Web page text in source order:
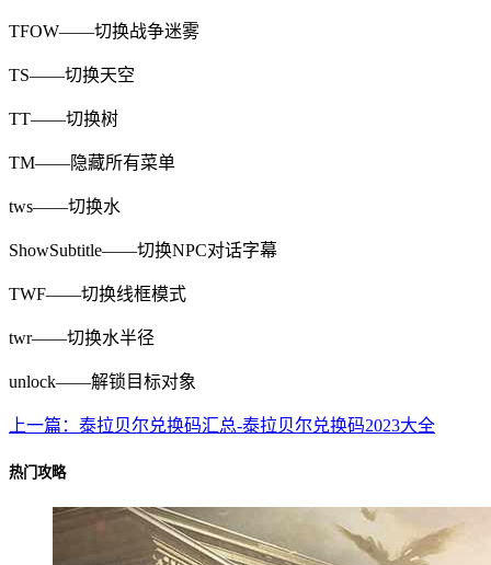
TFOW——切换战争迷雾
TS——切换天空
TT——切换树
TM——隐藏所有菜单
tws——切换水
ShowSubtitle——切换NPC对话字幕
TWF——切换线框模式
twr——切换水半径
unlock——解锁目标对象
上一篇：泰拉贝尔兑换码汇总-泰拉贝尔兑换码2023大全
热门攻略